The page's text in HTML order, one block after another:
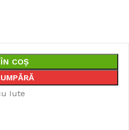
ÎN COȘ
Iute